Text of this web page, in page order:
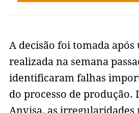
A decisão foi tomada após
realizada na semana
identificaram falhas
do processo de produção.